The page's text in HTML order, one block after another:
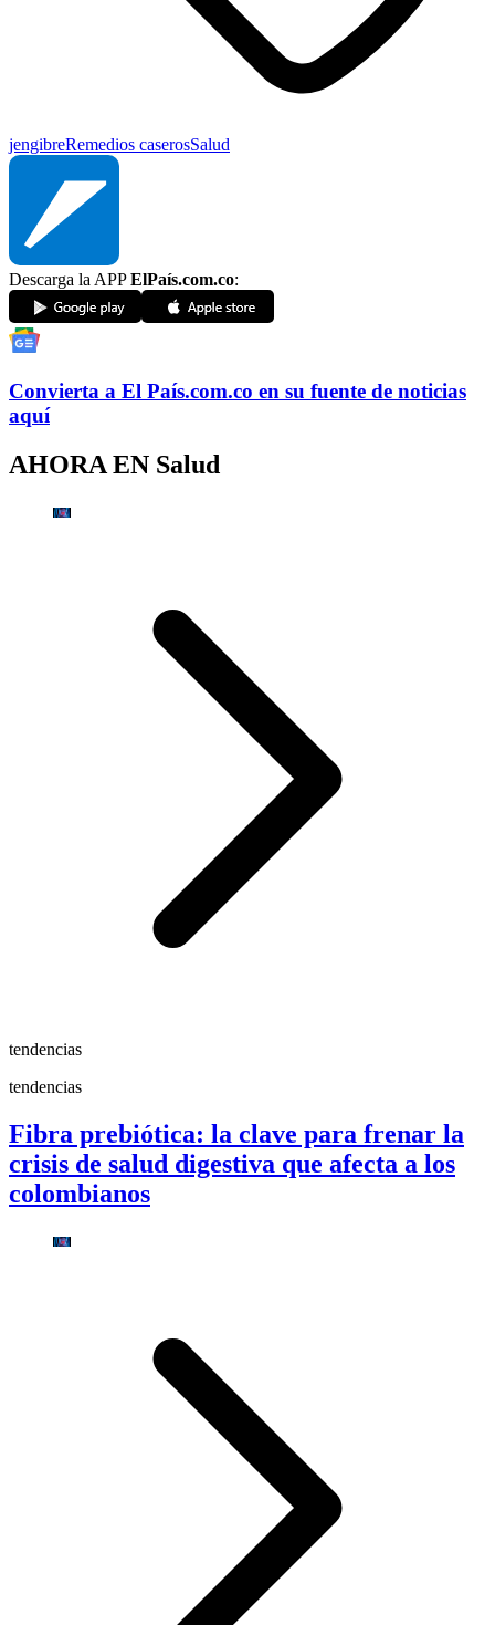
jengibreRemedios caserosSalud
Descarga la APPElPaís.com.co:
Convierta a El País.com.co en su fuente de noticias
aquí
AHORA EN Salud
tendencias
tendencias
Fibra prebiótica: la clave para frenar la
crisis de salud digestiva que afecta a los
colombianos